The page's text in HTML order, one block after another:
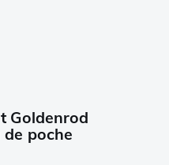
Goldenrod
poche